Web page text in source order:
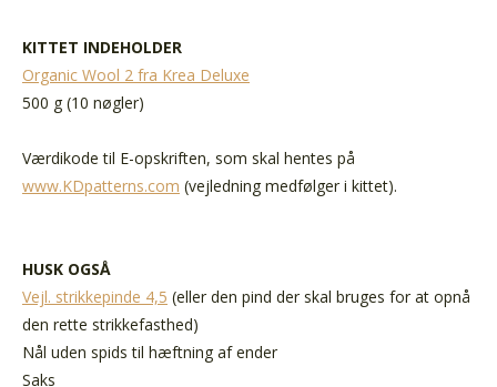
KITTET INDEHOLDER
Organic Wool 2 fra Krea Deluxe
500 g (10 nøgler)
Værdikode til E-opskriften, som skal hentes på
www.KDpatterns.com (vejledning medfølger i kittet).
HUSK OGSÅ
Vejl. strikkepinde 4,5 (eller den pind der skal bruges for at opnå
den rette strikkefasthed)
Nål uden spids til hæftning af ender
Saks